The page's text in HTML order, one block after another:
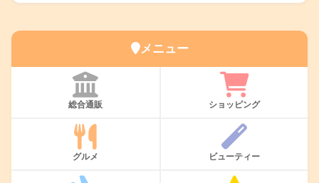
メニュー
総合通販 ショッピング
グルメ ビューティー